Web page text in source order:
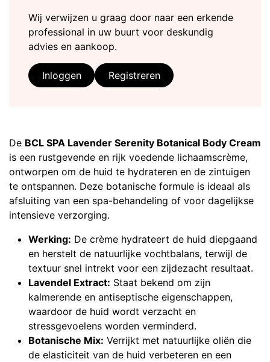
De BCL SPA Lavender Serenity Botanical Body Cream
is een rustgevende en rijk voedende lichaamscrème,
ontworpen om de huid te hydrateren en de zintuigen
te ontspannen. Deze botanische formule is ideaal als
afsluiting van een spa-behandeling of voor dagelijkse
intensieve verzorging.
Werking: De crème hydrateert de huid diepgaand
en herstelt de natuurlijke vochtbalans, terwijl de
textuur snel intrekt voor een zijdezacht resultaat.
Lavendel Extract: Staat bekend om zijn
kalmerende en antiseptische eigenschappen,
waardoor de huid wordt verzacht en
stressgevoelens worden verminderd.
Botanische Mix: Verrijkt met natuurlijke oliën die
de elasticiteit van de huid verbeteren en een
Wij verwijzen u graag door naar een erkende
professional in uw buurt voor deskundig
advies en aankoop.
Inloggen Registreren